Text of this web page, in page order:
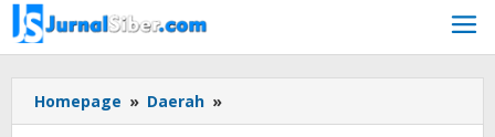
Skip
to
content
Homepage » Daerah »
Kenaikan